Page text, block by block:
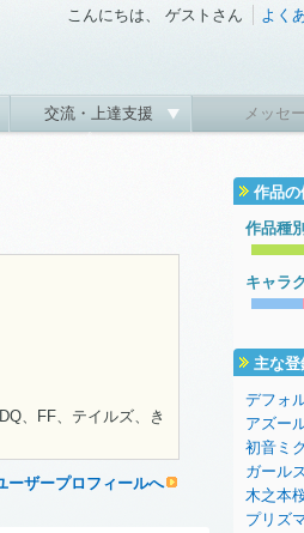
こんにちは、 ゲストさん よく
交流・上達支援 メッセ
、FF、テイルズ、き
ーザープロフィールへ
作品の
作品種別
キャラ
主な登
デフォ
アズー
初音ミク
ガール
木之本
プリズ